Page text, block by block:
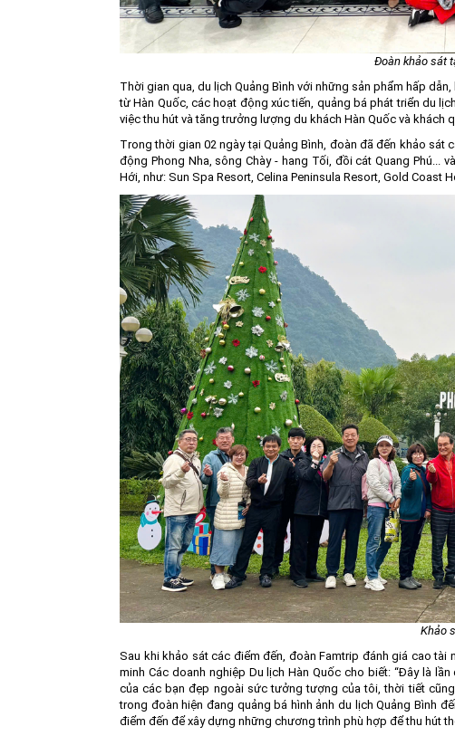
Đoàn khảo sát
Thời gian qua, du lịch Quảng Bình với những sản phẩm hấp
từ Hàn Quốc, các hoạt động xúc tiến, quảng bá phát triển du
việc thu hút và tăng trưởng lượng du khách Hàn Quốc và khách
Trong thời gian 02 ngày tại Quảng Bình, đoàn đã đến khảo
động Phong Nha, sông Chày - hang Tối, đồi cát Quang
Hới, như: Sun Spa Resort, Celina Peninsula Resort, Gold Coast
Khảo
Sau khi khảo sát các điểm đến, đoàn Famtrip đánh giá cao tài
minh Các doanh nghiệp Du lịch Hàn Quốc cho biết: “Đây là
của các bạn đẹp ngoài sức tưởng tượng của tôi, thời tiết
trong đoàn hiện đang quảng bá hình ảnh du lịch Quảng Bình
điểm đến để xây dựng những chương trình phù hợp để thu hút